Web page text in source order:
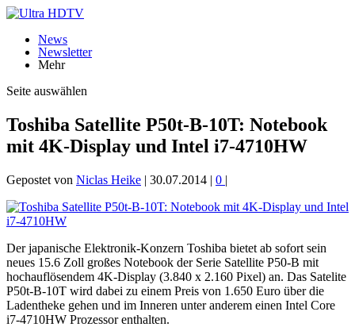
News
Newsletter
Mehr
Seite auswählen
Toshiba Satellite P50t-B-10T: Notebook
mit 4K-Display und Intel i7-4710HW
Gepostet von Niclas Heike | 30.07.2014 | 0 |
Der japanische Elektronik-Konzern Toshiba bietet ab sofort sein
neues 15.6 Zoll großes Notebook der Serie Satellite P50-B mit
hochauflösendem 4K-Display (3.840 x 2.160 Pixel) an. Das Satelite
P50t-B-10T wird dabei zu einem Preis von 1.650 Euro über die
Ladentheke gehen und im Inneren unter anderem einen Intel Core
i7-4710HW Prozessor enthalten.